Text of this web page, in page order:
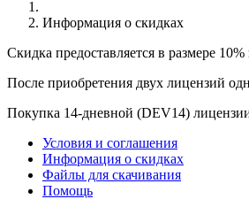
Информация о скидках
Скидка предоставляется в размере
После приобретения двух лицензий
Покупка 14-дневной (DEV14)
Условия и соглашения
Информация о скидках
Файлы для скачивания
Помощь